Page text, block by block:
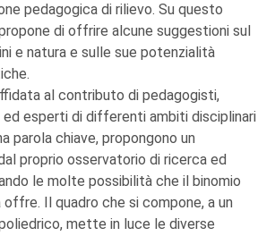
pedagogica di rilievo. Su questo
di offrire alcune suggestioni sul
e natura e sulle sue potenzialità
al contributo di pedagogisti,
esperti di differenti ambiti disciplinari
parola chiave, propongono un
proprio osservatorio di ricerca ed
le molte possibilità che il binomio
Il quadro che si compone, a un
mette in luce le diverse